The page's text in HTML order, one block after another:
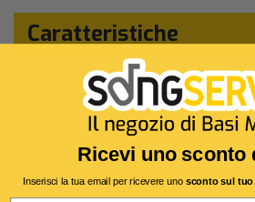
Caratteristiche
Interprete Originale:Vasco Rossi
Rock Italiano
V.Rossi
5 Min 14 Sec
Segnatura:4/4
Ricevi uno sconto
Inserisci la tua email per ricevere uno sconto sul